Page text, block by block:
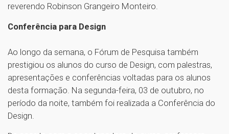
reverendo Robinson Grangeiro Monteiro.
Conferência para Design
Ao longo da semana, o Fórum de Pesquisa também
prestigiou os alunos do curso de Design, com palestras,
apresentações e conferências voltadas para os alunos
desta formação. Na segunda-feira, 03 de outubro, no
período da noite, também foi realizada a Conferência do
Design.